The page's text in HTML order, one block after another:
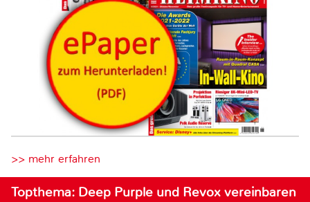
>> mehr erfahren
Topthema: Deep Purple und Revox vereinbaren